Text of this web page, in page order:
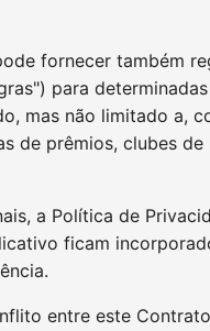
fornecer também
para
mas não limitado a,
de prêmios, clubes de
a Política de
ficam
entre este